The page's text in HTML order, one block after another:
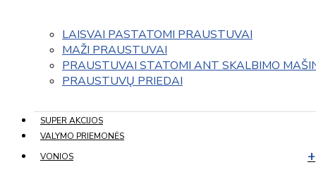
LAISVAI PASTATOMI PRAUSTUVAI
MAŽI PRAUSTUVAI
PRAUSTUVAI STATOMI ANT SKALBIMO
PRAUSTUVŲ PRIEDAI
SUPER AKCIJOS
VALYMO PRIEMONĖS
VONIOS